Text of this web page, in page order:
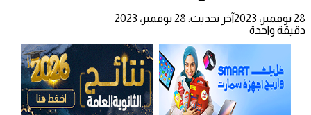
28 نوفمبر، 2023
آخر تحديث: 28 نوفمبر، 2023
دقيقة واحدة